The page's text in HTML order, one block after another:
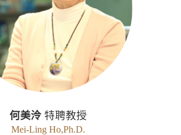
何美泠 特聘教授
Mei-Ling Ho,Ph.D.